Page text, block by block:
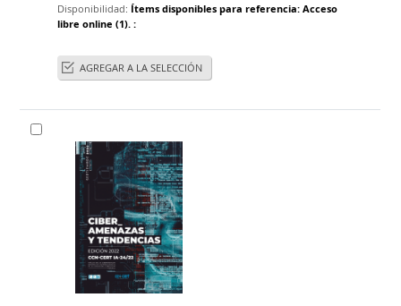
Disponibilidad: Ítems disponibles para referencia:Acceso
libre online (1).:
AGREGAR A LA SELECCIÓN